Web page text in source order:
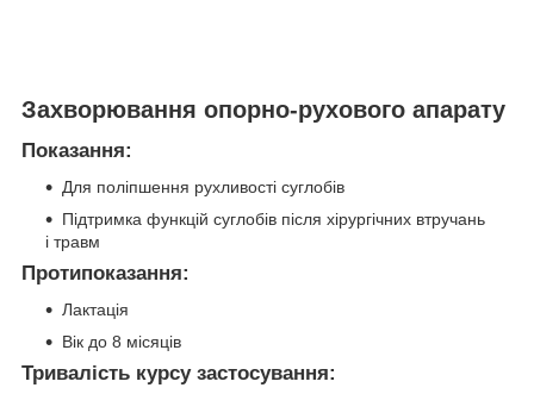
Захворювання опорно-рухового апарату
Показання:
Для поліпшення рухливості суглобів
Підтримка функцій суглобів після хірургічних втручань
і травм
Протипоказання:
Лактація
Вік до 8 місяців
Тривалість курсу застосування: